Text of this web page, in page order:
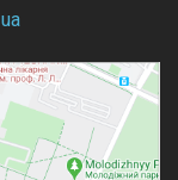
ua